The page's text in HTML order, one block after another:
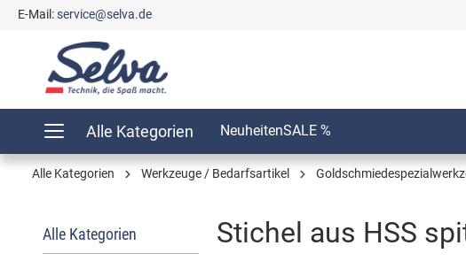
Zur Hauptnavigation springen
E-Mail:service@selva.de
Alle Kategorien NeuheitenSALE %
Alle Kategorien Werkzeuge / Bedarfsartikel
Alle Kategorien Stichel aus HSS